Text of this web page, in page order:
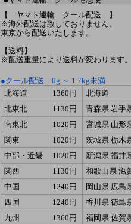
【 ヤマト運輸 クール配送 】
※海外配送は致しておりません。
東京から配送いたします。
【送料】
※配送重量により送料が変わります。
●クール配送 0g ～ 1.7kg未満
北海道
1360円
北海道
北東北
1130円
青森県 岩手
南東北
1020円
宮城県 山形
関東
1020円
茨城県 栃木
中部・近畿
1020円
新潟県 福井
関西
1130円
和歌山県 滋
中国
1240円
岡山県 広
四国
1240円
香川県 徳島
九州
1360円
福岡県 佐賀